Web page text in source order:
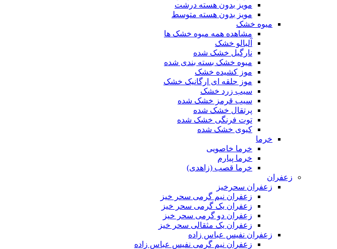
مویز بدون هسته درشت
مویز بدون هسته متوسط
میوه خشک
مشاهده همه میوه خشک ها
آلبالو خشک
نارگیل خشک شده
میوه خشک بسته بندی شده
موز کشیده خشک
موز حلقه ای ارگانیک خشک
سیب زرد خشک
سیب قرمز خشک شده
پرتقال خشک شده
توت فرنگی خشک شده
کیوی خشک شده
خرما
خرما خاصویی
خرما پیارم
خرما قصب (زاهدی)
زعفران
زعفران سحرخیز
زعفران نیم گرمی سحر خیز
زعفران یک گرمی سحر خیز
زعفران دو گرمی سحر خیز
زعفران یک مثقالی سحر خیز
زعفران نفیس عباس زاده
زعفران نیم گرمی نفیس عباس زاده